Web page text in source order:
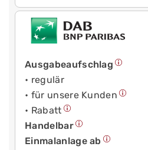
Ausgabeaufschlag
• regulär
• für unsere Kunden
• Rabatt
Handelbar
Einmalanlage ab